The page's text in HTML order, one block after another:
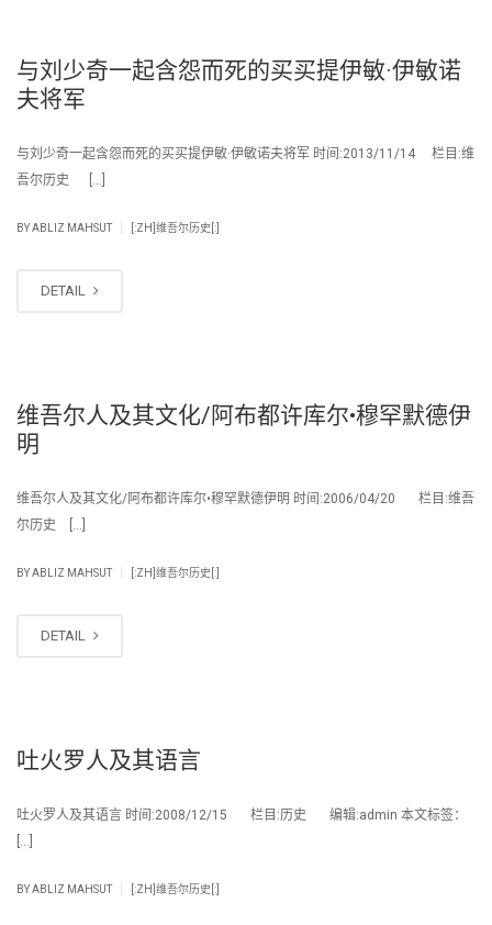
与刘少奇一起含怨而死的买买提伊敏·伊敏诺
夫将军
与刘少奇一起含怨而死的买买提伊敏·伊敏诺夫将军 时间:2013/11/14 栏目:维
吾尔历史 […]
BYABLIZ MAHSUT [:ZH]维吾尔历史[:]
DETAIL
维吾尔人及其文化/阿布都许库尔•穆罕默德伊
明
维吾尔人及其文化/阿布都许库尔•穆罕默德伊明 时间:2006/04/20 栏目:维吾
尔历史 […]
BYABLIZ MAHSUT [:ZH]维吾尔历史[:]
DETAIL
吐火罗人及其语言
吐火罗人及其语言 时间:2008/12/15 栏目:历史 编辑:admin 本文标签：
[…]
BYABLIZ MAHSUT [:ZH]维吾尔历史[:]